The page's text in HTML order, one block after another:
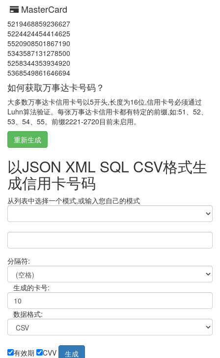
MasterCard
5219468859236627
5224424454414625
5520908501867190
5343587131278500
5258344353934920
5368549861646694
如何获取万事达卡号码？
大多数万事达卡信用卡号以5开头,长度为16位,信用卡号必须通过
Luhn算法验证。每张万事达卡信用卡都有特定的前缀,如:51、52、
53、54、55。前缀2221-2720目前未启用。
重新生成
以JSON XML SQL CSV格式生
成信用卡号码
从列表中选择一个模式,或输入您自己的模式
分隔符:
生成的卡号:
数据格式:
有效期 CVV